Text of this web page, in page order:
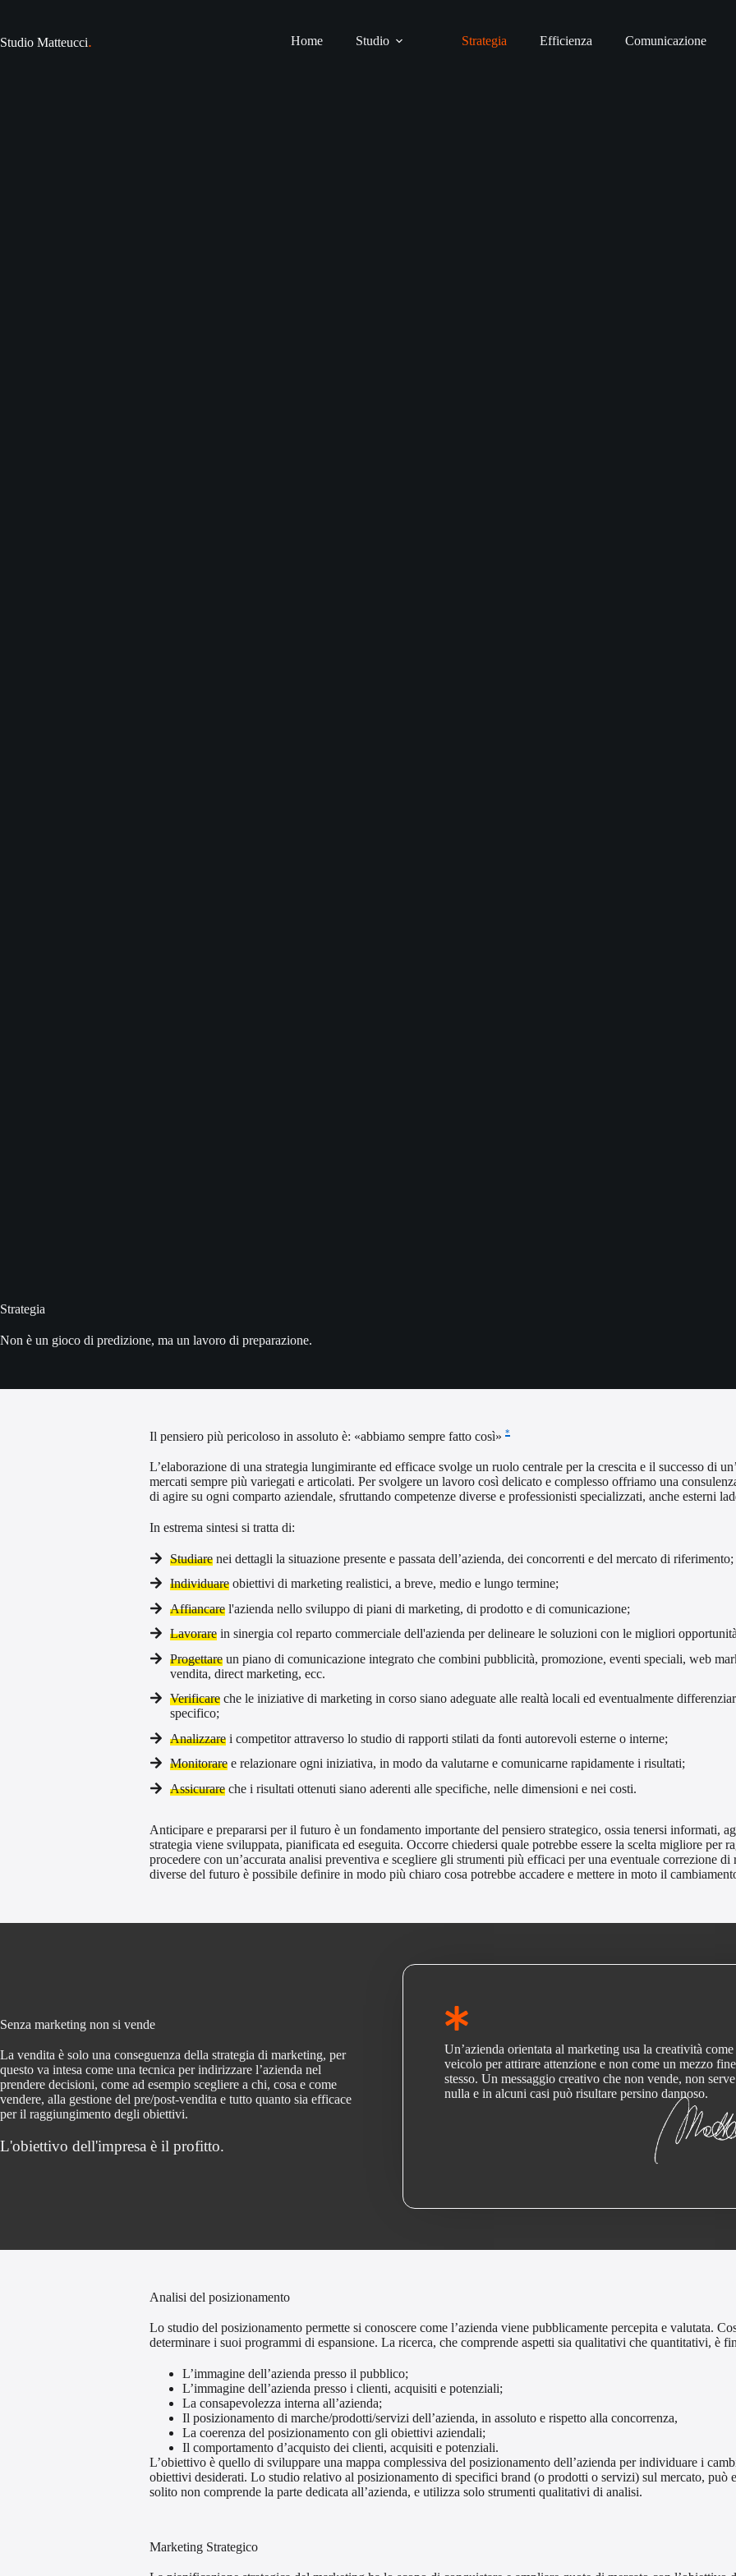
Studio Matteucci. Home Studio Strategia Efficienza Comunicazione
Strategia
Non è un gioco di predizione, ma un lavoro di preparazione.
Il pensiero più pericoloso in assoluto è: «abbiamo sempre fatto così» *
L’elaborazione di una strategia lungimirante ed efficace svolge un ruolo centrale per la crescita e il successo di
mercati sempre più variegati e articolati. Per svolgere un lavoro così delicato e complesso offriamo una
di agire su ogni comparto aziendale, sfruttando competenze diverse e professionisti specializzati, anche esterni
In estrema sintesi si tratta di:
Studiare nei dettagli la situazione presente e passata dell’azienda, dei concorrenti e del mercato di riferimento;
Individuare obiettivi di marketing realistici, a breve, medio e lungo termine;
Affiancare l'azienda nello sviluppo di piani di marketing, di prodotto e di comunicazione;
Lavorare in sinergia col reparto commerciale dell'azienda per delineare le soluzioni con le migliori
Progettare un piano di comunicazione integrato che combini pubblicità, promozione, eventi speciali, web
vendita, direct marketing, ecc.
Verificare che le iniziative di marketing in corso siano adeguate alle realtà locali ed eventualmente
specifico;
Analizzare i competitor attraverso lo studio di rapporti stilati da fonti autorevoli esterne o interne;
Monitorare e relazionare ogni iniziativa, in modo da valutarne e comunicarne rapidamente i risultati;
Assicurare che i risultati ottenuti siano aderenti alle specifiche, nelle dimensioni e nei costi.
Anticipare e prepararsi per il futuro è un fondamento importante del pensiero strategico, ossia tenersi informati,
strategia viene sviluppata, pianificata ed eseguita. Occorre chiedersi quale potrebbe essere la scelta migliore per
procedere con un’accurata analisi preventiva e scegliere gli strumenti più efficaci per una eventuale correzione
diverse del futuro è possibile definire in modo più chiaro cosa potrebbe accadere e mettere in moto il
Senza marketing non si vende
La vendita è solo una conseguenza della strategia di marketing, per
questo va intesa come una tecnica per indirizzare l’azienda nel
prendere decisioni, come ad esempio scegliere a chi, cosa e come
vendere, alla gestione del pre/post-vendita e tutto quanto sia efficace
per il raggiungimento degli obiettivi.
L'obiettivo dell'impresa è il profitto.
Un’azienda orientata al marketing usa la creatività come
veicolo per attirare attenzione e non come un mezzo
stesso. Un messaggio creativo che non vende, non
nulla e in alcuni casi può risultare persino dannoso.
Analisi del posizionamento
Lo studio del posizionamento permette si conoscere come l’azienda viene pubblicamente percepita e valutata.
determinare i suoi programmi di espansione. La ricerca, che comprende aspetti sia qualitativi che quantitativi, è
L’immagine dell’azienda presso il pubblico;
L’immagine dell’azienda presso i clienti, acquisiti e potenziali;
La consapevolezza interna all’azienda;
Il posizionamento di marche/prodotti/servizi dell’azienda, in assoluto e rispetto alla concorrenza,
La coerenza del posizionamento con gli obiettivi aziendali;
Il comportamento d’acquisto dei clienti, acquisiti e potenziali.
L’obiettivo è quello di sviluppare una mappa complessiva del posizionamento dell’azienda per individuare i
obiettivi desiderati. Lo studio relativo al posizionamento di specifici brand (o prodotti o servizi) sul mercato, può
solito non comprende la parte dedicata all’azienda, e utilizza solo strumenti qualitativi di analisi.
Marketing Strategico